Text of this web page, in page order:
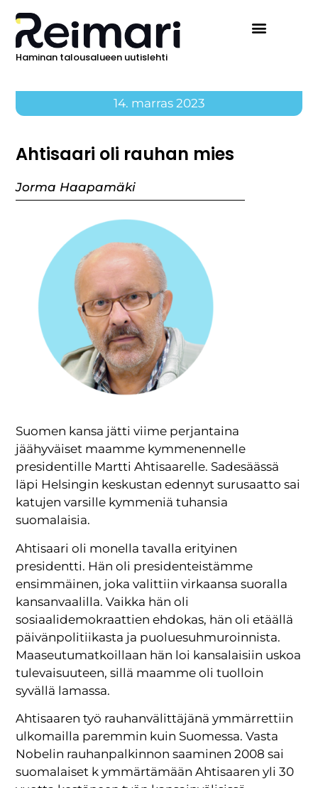
Haminan talousalueen uutislehti
14. marras 2023
Ahtisaari oli rauhan mies
Jorma Haapamäki
Suomen kansa jätti viime perjantaina
jäähyväiset maamme kymmenennelle
presidentille Martti Ahtisaarelle. Sadesäässä
läpi Helsingin keskustan edennyt surusaatto sai
katujen varsille kymmeniä tuhansia
suomalaisia.
Ahtisaari oli monella tavalla erityinen
presidentti. Hän oli presidenteistämme
ensimmäinen, joka valittiin virkaansa suoralla
kansanvaalilla. Vaikka hän oli
sosiaalidemokraattien ehdokas, hän oli etäällä
päivänpolitiikasta ja puoluesuhmuroinnista.
Maaseutumatkoillaan hän loi kansalaisiin uskoa
tulevaisuuteen, sillä maamme oli tuolloin
syvällä lamassa.
Ahtisaaren työ rauhanvälittäjänä ymmärrettiin
ulkomailla paremmin kuin Suomessa. Vasta
Nobelin rauhanpalkinnon saaminen 2008 sai
suomalaiset k ymmärtämään Ahtisaaren yli 30